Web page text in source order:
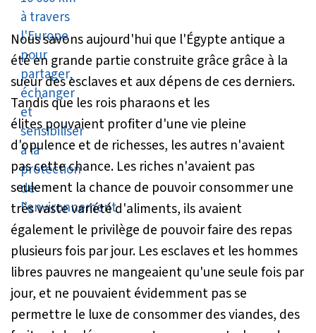
Nous savons aujourd'hui que l'Égypte antique a
été en grande partie construite grâce grâce à la
sueur des esclaves et aux dépens de ces derniers.
Tandis que les rois pharaons et les
élites pouvaient profiter d'une vie pleine
d'opulence et de richesses, les autres n'avaient
pas cette chance. Les riches n'avaient pas
seulement la chance de pouvoir consommer une
très vaste variété d'aliments, ils avaient
également le privilège de pouvoir faire des repas
plusieurs fois par jour. Les esclaves et les hommes
libres pauvres ne mangeaient qu'une seule fois par
jour, et ne pouvaient évidemment pas se
permettre le luxe de consommer des viandes, des